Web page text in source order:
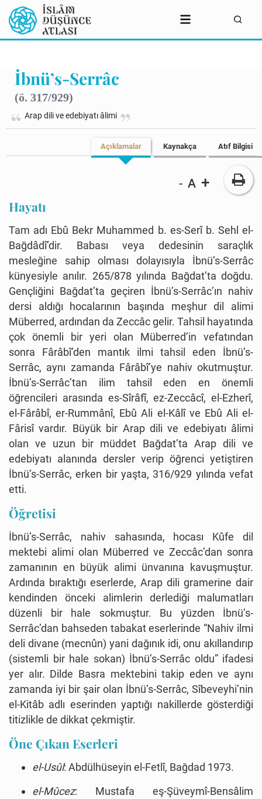
İbnü’s-Serrâc
(ö. 317/929)
Arap dili ve edebiyatı âlimi
Açıklamalar Kaynakça Atıf Bilgisi
- A +
Hayatı
Tam adı Ebû Bekr Muhammed b. es-Serî b. Sehl el-
Bağdâdî’dir. Babası veya dedesinin saraçlık
mesleğine sahip olması dolayısıyla İbnü’s-Serrâc
künyesiyle anılır. 265/878 yılında Bağdat’ta doğdu.
Gençliğini Bağdat’ta geçiren İbnü’s-Serrâc’ın nahiv
dersi aldığı hocalarının başında meşhur dil alimi
Müberred, ardından da Zeccâc gelir. Tahsil hayatında
çok önemli bir yeri olan Müberred’in vefatından
sonra Fârâbî’den mantık ilmi tahsil eden İbnü’s-
Serrâc, aynı zamanda Fârâbî’ye nahiv okutmuştur.
İbnü’s-Serrâc’tan ilim tahsil eden en önemli
öğrencileri arasında es-Sîrâfî, ez-Zeccâcî, el-Ezherî,
el-Fârâbî, er-Rummânî, Ebû Ali el-Kâlî ve Ebû Ali el-
Fârisî vardır. Büyük bir Arap dili ve edebiyatı âlimi
olan ve uzun bir müddet Bağdat’ta Arap dili ve
edebiyatı alanında dersler verip öğrenci yetiştiren
İbnü’s-Serrâc, erken bir yaşta, 316/929 yılında vefat
etti.
Öğretisi
İbnü’s-Serrâc, nahiv sahasında, hocası Kûfe dil
mektebi alimi olan Müberred ve Zeccâc’dan sonra
zamanının en büyük alimi ünvanına kavuşmuştur.
Ardında bıraktığı eserlerde, Arap dili gramerine dair
kendinden önceki alimlerin derlediği malumatları
düzenli bir hale sokmuştur. Bu yüzden İbnü’s-
Serrâc’dan bahseden tabakat eserlerinde “Nahiv ilmi
deli divane (mecnûn) yani dağınık idi, onu akıllandırıp
(sistemli bir hale sokan) İbnü’s-Serrâc oldu” ifadesi
yer alır. Dilde Basra mektebini takip eden ve aynı
zamanda iyi bir şair olan İbnü’s-Serrâc, Sîbeveyhi’nin
el-Kitâb adlı eserinden yaptığı nakillerde gösterdiği
titizlikle de dikkat çekmiştir.
Öne Çıkan Eserleri
el-Usûl: Abdülhüseyin el-Fetlî, Bağdad 1973.
el-Mûcez: Mustafa eş-Şüveymî-Bensâlim